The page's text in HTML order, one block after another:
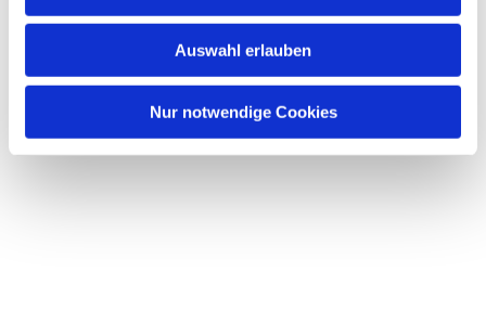
Auswahl erlauben
Nur notwendige Cookies